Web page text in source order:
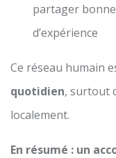
partager
d’expérience
Ce réseau humain
quotidien, surtout
localement.
En résumé : un